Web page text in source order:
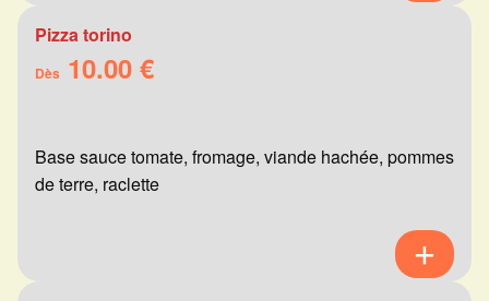
Pizza torino
Dès 10.00 €
Base sauce tomate, fromage, viande hachée, pommes
de terre, raclette